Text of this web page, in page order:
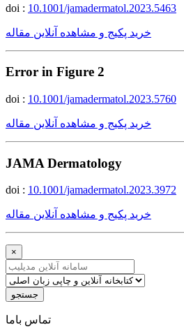
doi : 10.1001/jamadermatol.2023.5463
خرید پکیج و مشاهده آنلاین مقاله
Error in Figure 2
doi : 10.1001/jamadermatol.2023.5760
خرید پکیج و مشاهده آنلاین مقاله
JAMA Dermatology
doi : 10.1001/jamadermatol.2023.3972
خرید پکیج و مشاهده آنلاین مقاله
×
جستجو
ﺗﻤﺎﺱ ﺑﺎﻣﺎ